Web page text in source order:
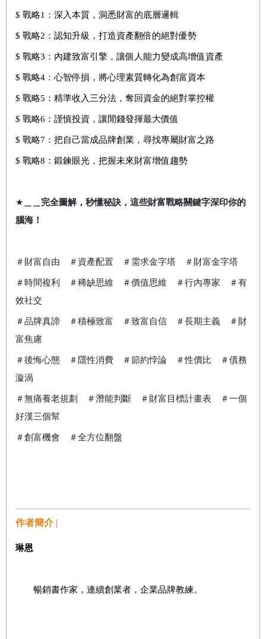
$ 戰略1：深入本質，洞悉財富的底層邏輯
$ 戰略2：認知升級，打造資產翻倍的絕對優勢
$ 戰略3：內建致富引擎，讓個人能力變成高增值資產
$ 戰略4：心智停損，將心理素質轉化為創富資本
$ 戰略5：精準收入三分法，奪回資金的絕對掌控權
$ 戰略6：謹慎投資，讓閒錢發揮最大價值
$ 戰略7：把自己當成品牌創業，尋找專屬財富之路
$ 戰略8：鍛鍊眼光，把握未來財富增值趨勢
★ ＿＿完全圖解，秒懂秘訣，這些財富戰略關鍵字深印你的
腦海！
＃財富自由 ＃資產配置 ＃需求金字塔 ＃財富金字塔
＃時間複利 ＃稀缺思維 ＃價值思維 ＃行內專家 ＃有
效社交
＃品牌真諦 ＃積極致富 ＃致富自信 ＃長期主義 ＃財
富焦慮
＃後悔心態 ＃隱性消費 ＃節約悖論 ＃性價比 ＃債務
漩渦
＃無痛養老規劃 ＃潛能判斷 ＃財富目標計畫表 ＃一個
好漢三個幫
＃創富機會 ＃全方位翻盤
作者簡介 |
琳恩
暢銷書作家，連續創業者，企業品牌教練。